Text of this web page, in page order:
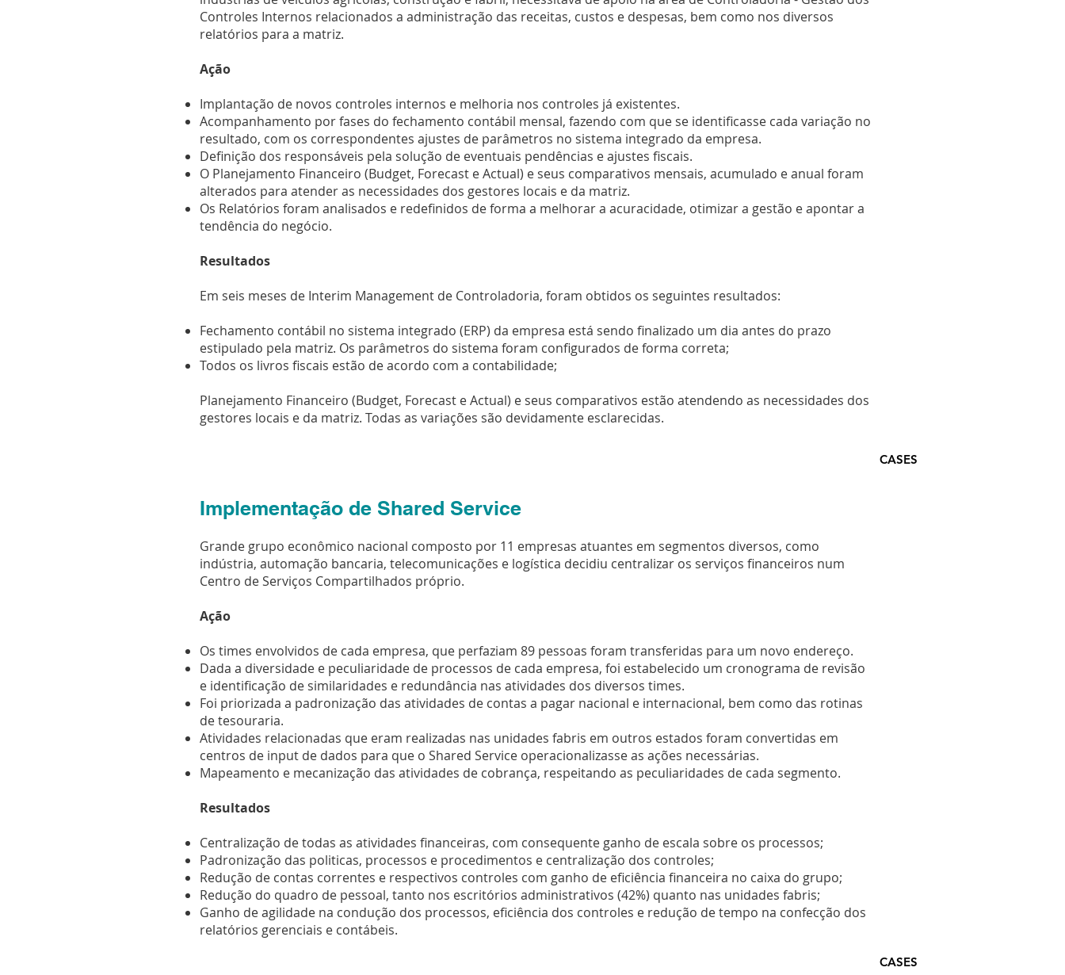
Controles Internos relacionados a administração das receitas, custos e despesas, bem como nos diversos
relatórios para a matriz.
Ação
Implantação de novos controles internos e melhoria nos controles já existentes.
Acompanhamento por fases do fechamento contábil mensal, fazendo com que se identificasse cada variação no
resultado, com os correspondentes ajustes de parâmetros no sistema integrado da empresa.
Definição dos responsáveis pela solução de eventuais pendências e ajustes fiscais.
O Planejamento Financeiro (Budget, Forecast e Actual) e seus comparativos mensais, acumulado e anual foram
alterados para atender as necessidades dos gestores locais e da matriz.
Os Relatórios foram analisados e redefinidos de forma a melhorar a acuracidade, otimizar a gestão e apontar a
tendência do negócio.
Resultados
Em seis meses de Interim Management de Controladoria, foram obtidos os seguintes resultados:
Fechamento contábil no sistema integrado (ERP) da empresa está sendo finalizado um dia antes do prazo
estipulado pela matriz. Os parâmetros do sistema foram configurados de forma correta;
Todos os livros fiscais estão de acordo com a contabilidade;
Planejamento Financeiro (Budget, Forecast e Actual) e seus comparativos estão atendendo as necessidades dos
gestores locais e da matriz. Todas as variações são devidamente esclarecidas.
Implementação de Shared Service
Grande grupo econômico nacional composto por 11 empresas atuantes em segmentos diversos, como
indústria, automação bancaria, telecomunicações e logística decidiu centralizar os serviços financeiros num
Centro de Serviços Compartilhados próprio.
Ação
Os times envolvidos de cada empresa, que perfaziam 89 pessoas foram transferidas para um novo endereço.
Dada a diversidade e peculiaridade de processos de cada empresa, foi estabelecido um cronograma de revisão
e identificação de similaridades e redundância nas atividades dos diversos times.
Foi priorizada a padronização das atividades de contas a pagar nacional e internacional, bem como das rotinas
de tesouraria.
Atividades relacionadas que eram realizadas nas unidades fabris em outros estados foram convertidas em
centros de input de dados para que o Shared Service operacionalizasse as ações necessárias.
Mapeamento e mecanização das atividades de cobrança, respeitando as peculiaridades de cada segmento.
Resultados
Centralização de todas as atividades financeiras, com consequente ganho de escala sobre os processos;
Padronização das politicas, processos e procedimentos e centralização dos controles;
Redução de contas correntes e respectivos controles com ganho de eficiência financeira no caixa do grupo;
Redução do quadro de pessoal, tanto nos escritórios administrativos (42%) quanto nas unidades fabris;
Ganho de agilidade na condução dos processos, eficiência dos controles e redução de tempo na confecção dos
relatórios gerenciais e contábeis.
CASES
CASES